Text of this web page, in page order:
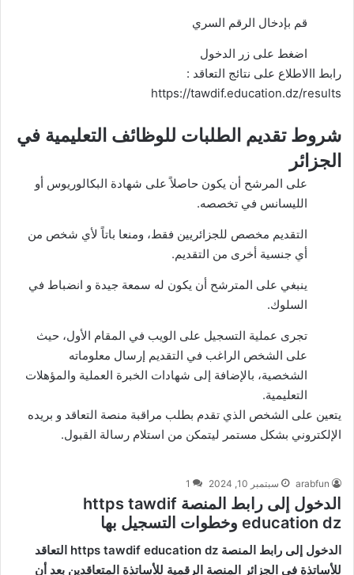
قم بإدخال الرقم السري
اضغط على زر الدخول
رابط االاطلاع على نتائج التعاقد :
https://tawdif.education.dz/results
شروط تقديم الطلبات للوظائف التعليمية في
الجزائر
على المرشح أن يكون حاصلاً على شهادة البكالوريوس أو
الليسانس في تخصصه.
التقديم مخصص للجزائريين فقط، ومنعا باتاً لأي شخص من
أي جنسية أخرى من التقديم.
ينبغي على المترشح أن يكون له سمعة جيدة و انضباط في
السلوك.
تجرى عملية التسجيل على الويب في المقام الأول، حيث
على الشخص الراغب في التقديم إرسال معلوماته
الشخصية، بالإضافة إلى شهادات الخبرة العملية والمؤهلات
التعليمية.
يتعين على الشخص الذي تقدم بطلب مراقبة منصة التعاقد و بريده
الإلكتروني بشكل مستمر ليتمكن من استلام رسالة القبول.
arabfun سبتمبر 10, 2024 1
الدخول إلى رابط المنصة https tawdif
education dz وخطوات التسجيل بها
الدخول إلى رابط المنصة https tawdif education dz التعاقد
للأساتذة في الجزائر المنصة الرقمية للأساتذة المتعاقدين بعد أن